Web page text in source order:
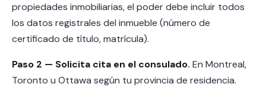
propiedades inmobiliarias, el poder debe incluir todos
los datos registrales del inmueble (número de
certificado de título, matrícula).
Paso 2 — Solicita cita en el consulado. En Montreal,
Toronto u Ottawa según tu provincia de residencia.